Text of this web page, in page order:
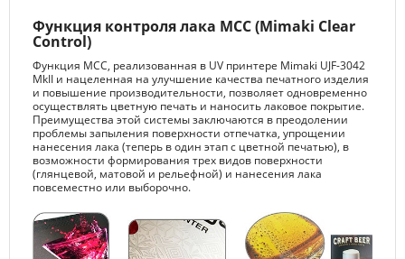
Функция контроля лака MCC (Mimaki Clear
Control)
Функция MCC, реализованная в UV принтере Mimaki UJF-3042
MkII и нацеленная на улучшение качества печатного изделия
и повышение производительности, позволяет одновременно
осуществлять цветную печать и наносить лаковое покрытие.
Преимущества этой системы заключаются в преодолении
проблемы запыления поверхности отпечатка, упрощении
нанесения лака (теперь в один этап с цветной печатью), в
возможности формирования трех видов поверхности
(глянцевой, матовой и рельефной) и нанесения лака
повсеместно или выборочно.